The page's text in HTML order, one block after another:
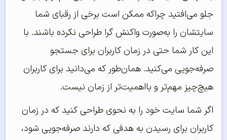
جلو می‌افتید چراکه ممکن است برخی از رقبای شما
سایتشان را به‌صورت واکنش گرا طراحی نکرده باشند. با
این کار شما حتی در زمان کاربران برای جستجو
صرفه‌جویی می‌کنید. همان‌طور که می‌دانید برای کاربران
هیچ‌چیز مهم‌تر و بااهمیت‌تر از زمان نیست.
اگر شما سایت خود را به نحوی طراحی کنید که در زمان
کاربران برای رسیدن به هدفی که دارند صرفه‌جویی شود،